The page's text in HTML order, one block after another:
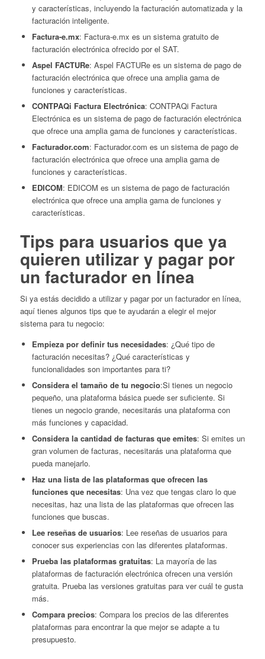
y características, incluyendo la facturación automatizada y la
facturación inteligente.
Factura-e.mx: Factura-e.mx es un sistema gratuito de
facturación electrónica ofrecido por el SAT.
Aspel FACTURe: Aspel FACTURe es un sistema de pago de
facturación electrónica que ofrece una amplia gama de
funciones y características.
CONTPAQi Factura Electrónica: CONTPAQi Factura
Electrónica es un sistema de pago de facturación electrónica
que ofrece una amplia gama de funciones y características.
Facturador.com: Facturador.com es un sistema de pago de
facturación electrónica que ofrece una amplia gama de
funciones y características.
EDICOM: EDICOM es un sistema de pago de facturación
electrónica que ofrece una amplia gama de funciones y
características.
Tips para usuarios que ya
quieren utilizar y pagar por
un facturador en línea
Si ya estás decidido a utilizar y pagar por un facturador en línea,
aquí tienes algunos tips que te ayudarán a elegir el mejor
sistema para tu negocio:
Empieza por definir tus necesidades: ¿Qué tipo de
facturación necesitas? ¿Qué características y
funcionalidades son importantes para ti?
Considera el tamaño de tu negocio:Si tienes un negocio
pequeño, una plataforma básica puede ser suficiente. Si
tienes un negocio grande, necesitarás una plataforma con
más funciones y capacidad.
Considera la cantidad de facturas que emites: Si emites un
gran volumen de facturas, necesitarás una plataforma que
pueda manejarlo.
Haz una lista de las plataformas que ofrecen las
funciones que necesitas: Una vez que tengas claro lo que
necesitas, haz una lista de las plataformas que ofrecen las
funciones que buscas.
Lee reseñas de usuarios: Lee reseñas de usuarios para
conocer sus experiencias con las diferentes plataformas.
Prueba las plataformas gratuitas: La mayoría de las
plataformas de facturación electrónica ofrecen una versión
gratuita. Prueba las versiones gratuitas para ver cuál te gusta
más.
Compara precios: Compara los precios de las diferentes
plataformas para encontrar la que mejor se adapte a tu
presupuesto.